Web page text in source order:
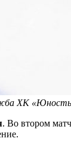
ХК
. Во втором